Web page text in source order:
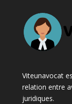
Viteunavocat
relation entre
juridiques.